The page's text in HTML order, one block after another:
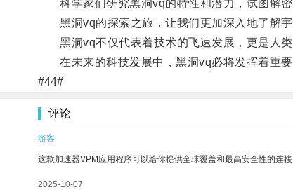
科学家们研究黑洞vq的特性和潜力，试图解密
黑洞vq的探索之旅，让我们更加深入地了解宇
黑洞vq不仅代表着技术的飞速发展，更是人类
在未来的科技发展中，黑洞vq必将发挥着重要
#44#
评论
游客
这款加速器VPM应用程序可以给你提供全球覆盖和最高安全性的连接
2025-10-07